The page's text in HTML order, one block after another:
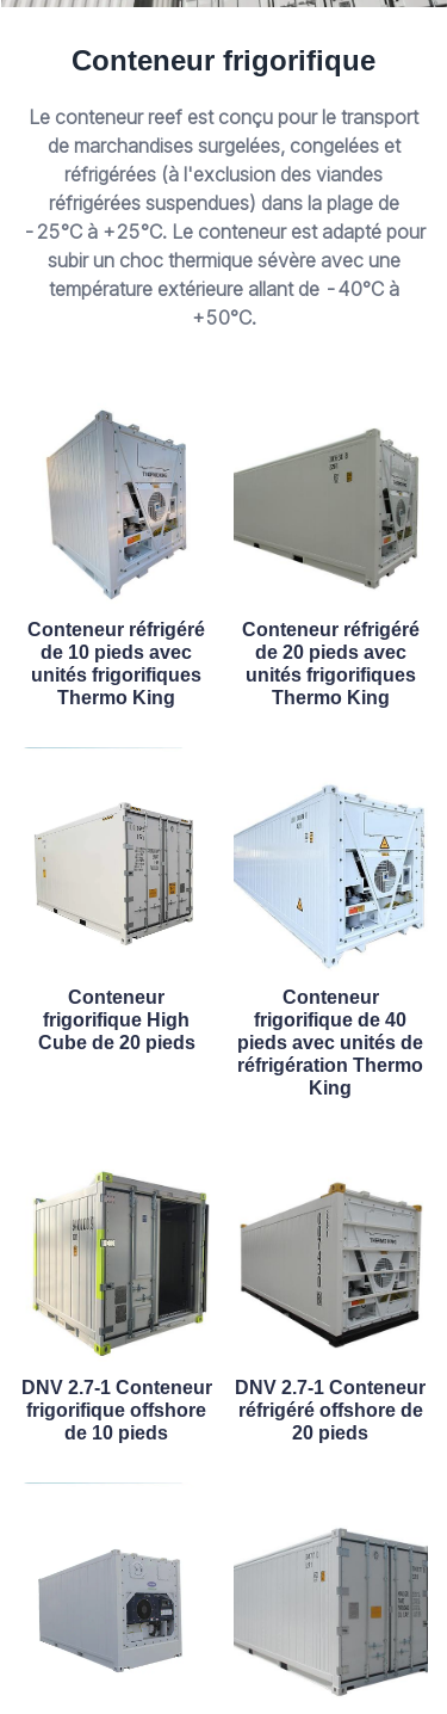
Conteneur frigorifique
Le conteneur reef est conçu pour le transport
de marchandises surgelées, congelées et
réfrigérées (à l'exclusion des viandes
réfrigérées suspendues) dans la plage de
-25°C à +25°C. Le conteneur est adapté pour
subir un choc thermique sévère avec une
température extérieure allant de -40°C à
+50°C.
Conteneur réfrigéré
de 10 pieds avec
unités frigorifiques
Thermo King
Conteneur réfrigéré
de 20 pieds avec
unités frigorifiques
Thermo King
Conteneur
frigorifique High
Cube de 20 pieds
Conteneur
frigorifique de 40
pieds avec unités de
réfrigération Thermo
King
DNV 2.7-1 Conteneur
frigorifique offshore
de 10 pieds
DNV 2.7-1 Conteneur
réfrigéré offshore de
20 pieds